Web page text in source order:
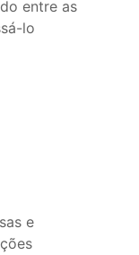
entre as
lo
e